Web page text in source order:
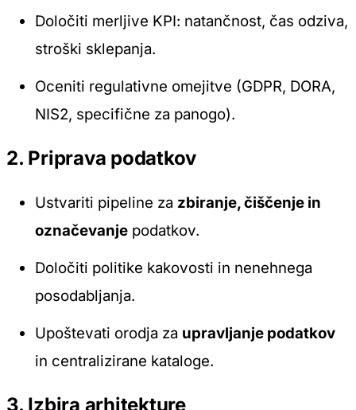
Določiti merljive KPI: natančnost, čas odziva,
stroški sklepanja.
Oceniti regulativne omejitve (GDPR, DORA,
NIS2, specifične za panogo).
2. Priprava podatkov
Ustvariti pipeline za zbiranje, čiščenje in
označevanje podatkov.
Določiti politike kakovosti in nenehnega
posodabljanja.
Upoštevati orodja za upravljanje podatkov
in centralizirane kataloge.
3. Izbira arhitekture